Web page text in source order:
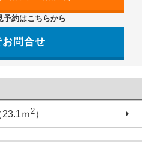
予約はこちらから
お問合せ
ｍ2）